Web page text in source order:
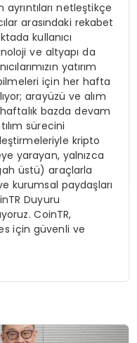
ayrıntıları netleştikçe
arasındaki rekabet
kullanıcı
ve altyapı da
yatırım
için her hafta
arayüzü ve alım
bazda devam
sürecini
kripto
yarayan, yalnızca
üstü) araçlarla
kurumsal paydaşları
Duyuru
CoinTR,
için güvenli ve